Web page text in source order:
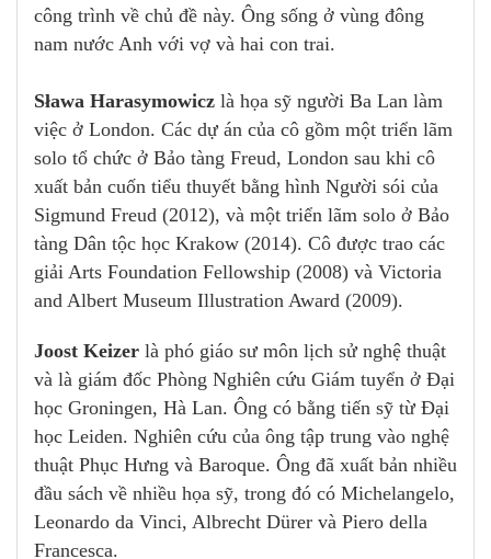
công trình về chủ đề này. Ông sống ở vùng đông
nam nước Anh với vợ và hai con trai.
Sława Harasymowicz là họa sỹ người Ba Lan làm
việc ở London. Các dự án của cô gồm một triển lãm
solo tổ chức ở Bảo tàng Freud, London sau khi cô
xuất bản cuốn tiểu thuyết bằng hình Người sói của
Sigmund Freud (2012), và một triển lãm solo ở Bảo
tàng Dân tộc học Krakow (2014). Cô được trao các
giải Arts Foundation Fellowship (2008) và Victoria
and Albert Museum Illustration Award (2009).
Joost Keizer là phó giáo sư môn lịch sử nghệ thuật
và là giám đốc Phòng Nghiên cứu Giám tuyển ở Đại
học Groningen, Hà Lan. Ông có bằng tiến sỹ từ Đại
học Leiden. Nghiên cứu của ông tập trung vào nghệ
thuật Phục Hưng và Baroque. Ông đã xuất bản nhiều
đầu sách về nhiều họa sỹ, trong đó có Michelangelo,
Leonardo da Vinci, Albrecht Dürer và Piero della
Francesca.